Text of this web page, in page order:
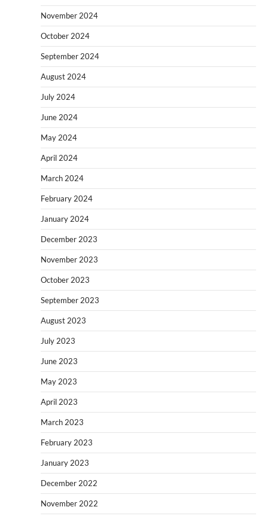
November 2024
October 2024
September 2024
August 2024
July 2024
June 2024
May 2024
April 2024
March 2024
February 2024
January 2024
December 2023
November 2023
October 2023
September 2023
August 2023
July 2023
June 2023
May 2023
April 2023
March 2023
February 2023
January 2023
December 2022
November 2022